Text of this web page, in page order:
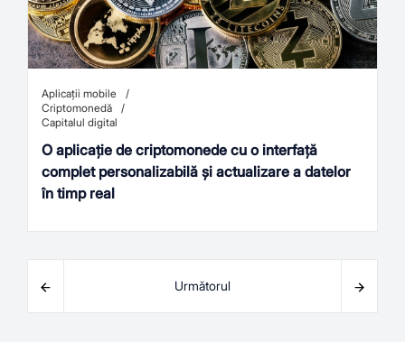
Aplicații mobile
Criptomonedă
Capitalul digital
O aplicație de criptomonede cu o interfață
complet personalizabilă și actualizare a datelor
în timp real
Pagination Următorul